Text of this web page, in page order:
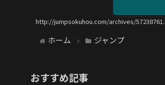
http://jumpsokuhou.com/archives/
ホーム ジャンプ
おすすめ記事